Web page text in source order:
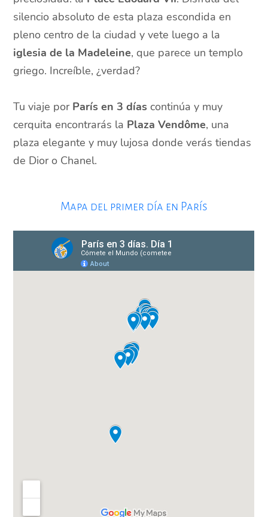
silencio absoluto de esta plaza escondida en
pleno centro de la ciudad y vete luego a la
iglesia de la Madeleine, que parece un templo
griego. Increíble, ¿verdad?
Tu viaje por París en 3 días continúa y muy
cerquita encontrarás la Plaza Vendôme, una
plaza elegante y muy lujosa donde verás tiendas
de Dior o Chanel.
Mapa del primer día en París